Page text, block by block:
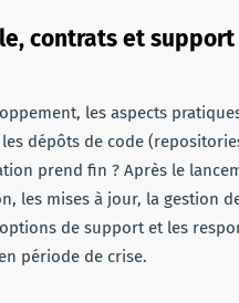
contrats et
les aspects
dépôts de code
prend fin ? Après le
les mises à jour, la gestion
de support et les
période de crise.